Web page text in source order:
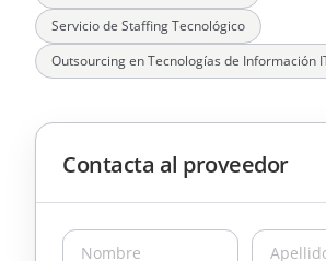
Servicio de Staffing Tecnológico
Outsourcing en Tecnologías de Información
Contacta al proveedor